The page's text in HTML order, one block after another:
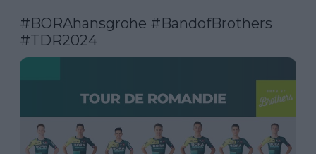
#BORAhansgrohe #BandofBrothers
#TDR2024